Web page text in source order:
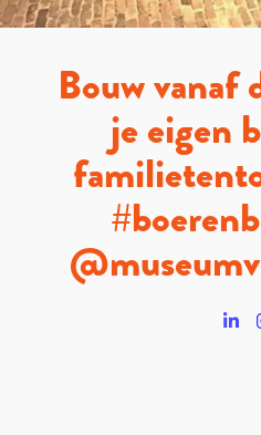
Bouw vanaf
je eigen